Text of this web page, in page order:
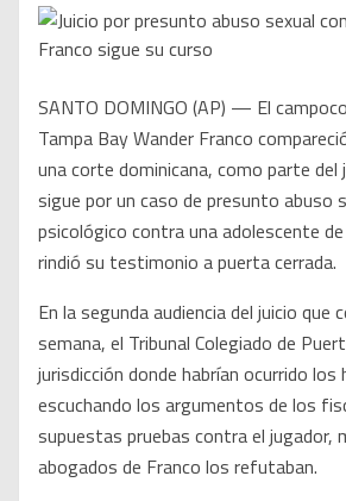
SANTO DOMINGO (AP) — El
Tampa Bay Wander Franco
una corte dominicana, como parte del
sigue por un caso de presunto abuso
psicológico contra una adolescente
rindió su testimonio a puerta cerrada.
En la segunda audiencia del juicio que
semana, el Tribunal Colegiado de
jurisdicción donde habrían ocurrido
escuchando los argumentos de los
supuestas pruebas contra el jugador,
abogados de Franco los refutaban.